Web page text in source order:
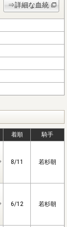
⇒詳細な血統
着順 騎手
8/11 若杉朝
6/12 若杉朝